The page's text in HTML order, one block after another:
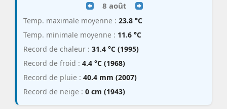
8 août
Temp. maximale moyenne : 23.8 °C
Temp. minimale moyenne : 11.6 °C
Record de chaleur : 31.4 °C (1995)
Record de froid : 4.4 °C (1968)
Record de pluie : 40.4 mm (2007)
Record de neige : 0 cm (1943)